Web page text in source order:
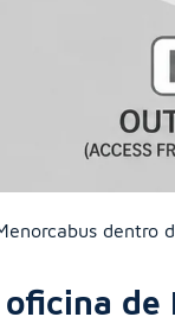
dentro